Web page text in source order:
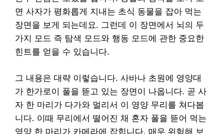
면 사자가 평화롭게 지내는 초식 동물을 잡아 먹는
장면을 보게 되는데요. 그런데 이 장면에서 뇌의 두
가지 모드 즉 탐색 모드와 행동 모드에 관한 중요한
힌트를 얻을 수 있습니다.
그 내용은 대략 이렇습니다. 사바나 초원에 영양대
가 한가로이 풀을 뜯고 있는 장면이 나옵니다. 곧 사
자 한 마리가 다가와 멀리서 이 영양 무리를 쳐다봅
니다. 이때 무리에서 떨어진 채 혼자 풀을 뜯어 먹는
영양 한 마리가 카메라에 잡힙니다. 매우 위험해 보